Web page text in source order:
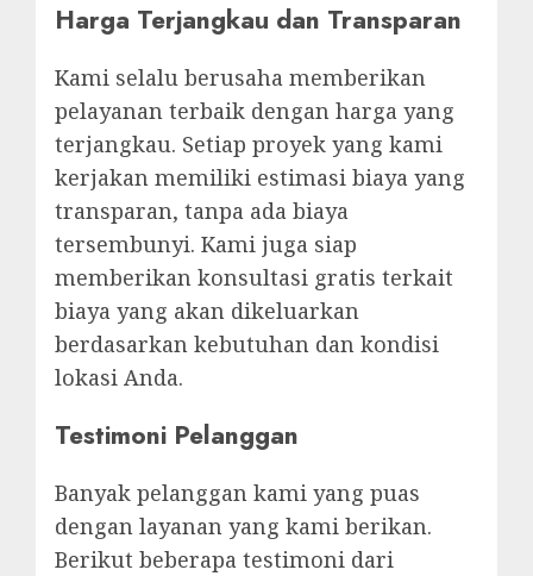
Harga Terjangkau dan Transparan
Kami selalu berusaha memberikan
pelayanan terbaik dengan harga yang
terjangkau. Setiap proyek yang kami
kerjakan memiliki estimasi biaya yang
transparan, tanpa ada biaya
tersembunyi. Kami juga siap
memberikan konsultasi gratis terkait
biaya yang akan dikeluarkan
berdasarkan kebutuhan dan kondisi
lokasi Anda.
Testimoni Pelanggan
Banyak pelanggan kami yang puas
dengan layanan yang kami berikan.
Berikut beberapa testimoni dari